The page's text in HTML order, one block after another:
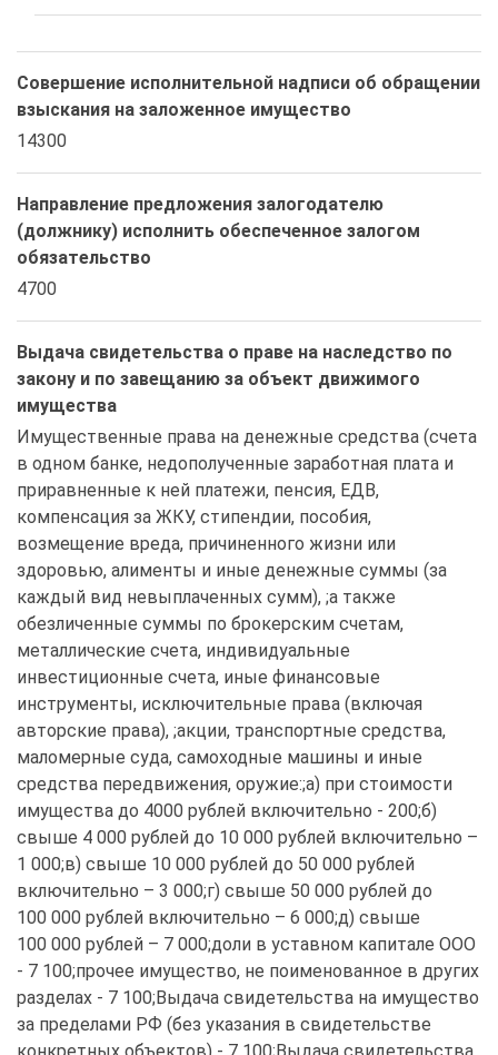
Совершение исполнительной надписи об обращении
взыскания на заложенное имущество
14300
Направление предложения залогодателю
(должнику) исполнить обеспеченное залогом
обязательство
4700
Выдача свидетельства о праве на наследство по
закону и по завещанию за объект движимого
имущества
Имущественные права на денежные средства (счета
в одном банке, недополученные заработная плата и
приравненные к ней платежи, пенсия, ЕДВ,
компенсация за ЖКУ, стипендии, пособия,
возмещение вреда, причиненного жизни или
здоровью, алименты и иные денежные суммы (за
каждый вид невыплаченных сумм), ;а также
обезличенные суммы по брокерским счетам,
металлические счета, индивидуальные
инвестиционные счета, иные финансовые
инструменты, исключительные права (включая
авторские права), ;акции, транспортные средства,
маломерные суда, самоходные машины и иные
средства передвижения, оружие:;а) при стоимости
имущества до 4000 рублей включительно - 200;б)
свыше 4 000 рублей до 10 000 рублей включительно –
1 000;в) свыше 10 000 рублей до 50 000 рублей
включительно – 3 000;г) свыше 50 000 рублей до
100 000 рублей включительно – 6 000;д) свыше
100 000 рублей – 7 000;доли в уставном капитале ООО
- 7 100;прочее имущество, не поименованное в других
разделах - 7 100;Выдача свидетельства на имущество
за пределами РФ (без указания в свидетельстве
конкретных объектов) - 7 100;Выдача свидетельства